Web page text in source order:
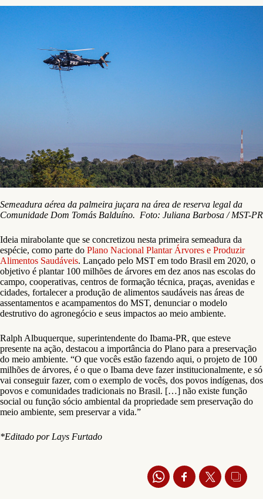
Semeadura aérea da palmeira juçara na área de reserva legal da
Comunidade Dom Tomás Balduíno. Foto: Juliana Barbosa / MST-PR
Ideia mirabolante que se concretizou nesta primeira semeadura da
espécie, como parte do Plano Nacional Plantar Árvores e Produzir
Alimentos Saudáveis. Lançado pelo MST em todo Brasil em 2020, o
objetivo é plantar 100 milhões de árvores em dez anos nas escolas do
campo, cooperativas, centros de formação técnica, praças, avenidas e
cidades, fortalecer a produção de alimentos saudáveis nas áreas de
assentamentos e acampamentos do MST, denunciar o modelo
destrutivo do agronegócio e seus impactos ao meio ambiente.
Ralph Albuquerque, superintendente do Ibama-PR, que esteve
presente na ação, destacou a importância do Plano para a preservação
do meio ambiente. “O que vocês estão fazendo aqui, o projeto de 100
milhões de árvores, é o que o Ibama deve fazer institucionalmente, e só
vai conseguir fazer, com o exemplo de vocês, dos povos indígenas, dos
povos e comunidades tradicionais no Brasil. […] não existe função
social ou função sócio ambiental da propriedade sem preservação do
meio ambiente, sem preservar a vida.”
*Editado por Lays Furtado